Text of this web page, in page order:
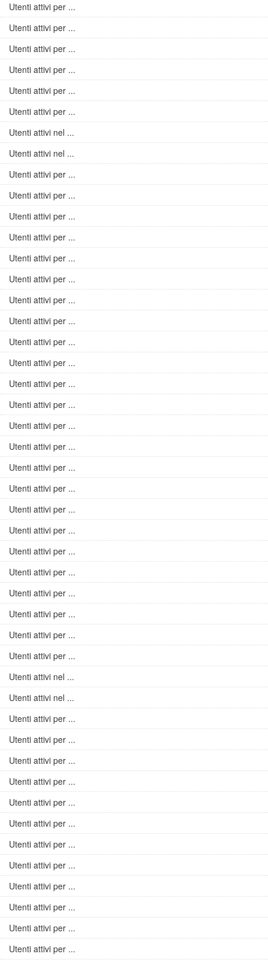
Utenti attivi per ...
Utenti attivi per ...
Utenti attivi per ...
Utenti attivi per ...
Utenti attivi per ...
Utenti attivi per ...
Utenti attivi nel ...
Utenti attivi nel ...
Utenti attivi per ...
Utenti attivi per ...
Utenti attivi per ...
Utenti attivi per ...
Utenti attivi per ...
Utenti attivi per ...
Utenti attivi per ...
Utenti attivi per ...
Utenti attivi per ...
Utenti attivi per ...
Utenti attivi per ...
Utenti attivi per ...
Utenti attivi per ...
Utenti attivi per ...
Utenti attivi per ...
Utenti attivi per ...
Utenti attivi per ...
Utenti attivi per ...
Utenti attivi per ...
Utenti attivi per ...
Utenti attivi per ...
Utenti attivi per ...
Utenti attivi per ...
Utenti attivi per ...
Utenti attivi nel ...
Utenti attivi nel ...
Utenti attivi per ...
Utenti attivi per ...
Utenti attivi per ...
Utenti attivi per ...
Utenti attivi per ...
Utenti attivi per ...
Utenti attivi per ...
Utenti attivi per ...
Utenti attivi per ...
Utenti attivi per ...
Utenti attivi per ...
Utenti attivi per ...